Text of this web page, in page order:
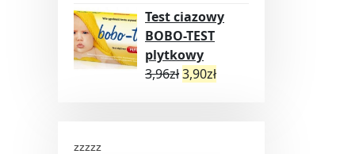
Test ciazowy
BOBO-TEST
plytkowy
3,96zł3,90zł
zzzzz